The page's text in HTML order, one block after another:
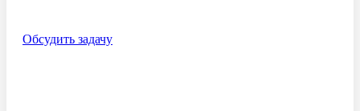
Обсудить задачу